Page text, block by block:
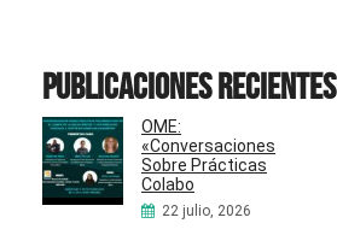
Publicaciones recientes
OME:
«Conversaciones
Sobre Prácticas
Colabo
22 julio, 2026